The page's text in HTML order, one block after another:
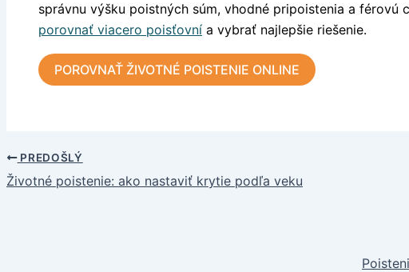
správnu výšku poistných súm, vhodné pripoistenia a férovú
porovnať viacero poisťovní a vybrať najlepšie riešenie.
POROVNAŤ ŽIVOTNÉ POISTENIE ONLINE
PREDOŠLÝ
Životné poistenie: ako nastaviť krytie podľa veku